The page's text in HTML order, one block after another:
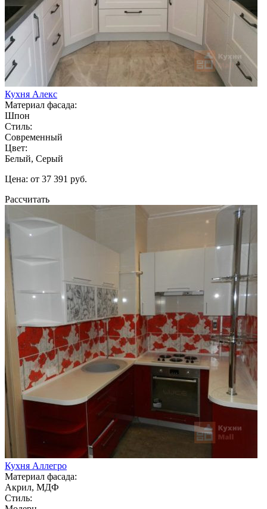
Кухня Алекс
Материал фасада:
Шпон
Стиль:
Современный
Цвет:
Белый, Серый
Цена: от 37 391 руб.
Рассчитать
Кухня Аллегро
Материал фасада:
Акрил, МДФ
Стиль: